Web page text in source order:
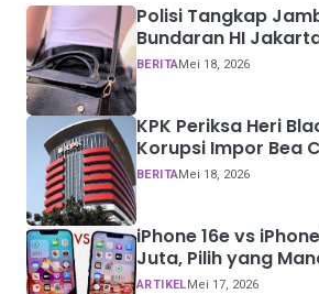
Polisi Tangkap
Bundaran HI
BERITAMei 18, 2026
KPK Periksa Heri
Korupsi Impor Bea
BERITAMei 18, 2026
iPhone 16e vs
Juta, Pilih yang
ARTIKEL Mei 17, 2026